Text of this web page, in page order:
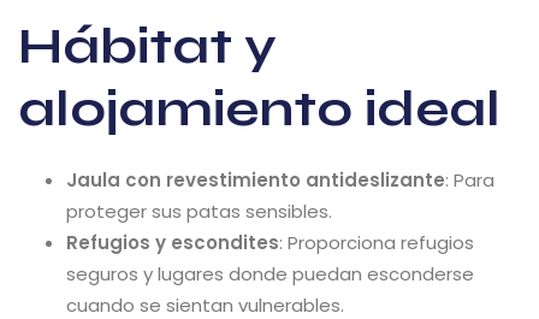
Hábitat y
alojamiento ideal
Jaula con revestimiento antideslizante: Para
proteger sus patas sensibles.
Refugios y escondites: Proporciona refugios
seguros y lugares donde puedan esconderse
cuando se sientan vulnerables.